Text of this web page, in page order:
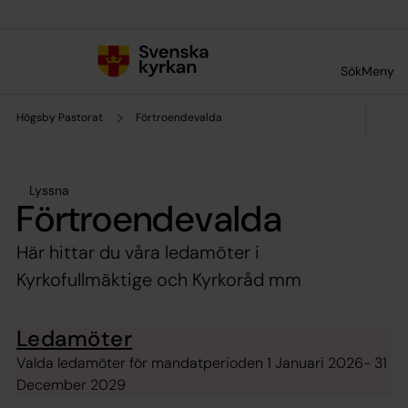
SökMeny
Högsby Pastorat Förtroendevalda
Lyssna
Förtroendevalda
Här hittar du våra ledamöter i
Kyrkofullmäktige och Kyrkoråd mm
Ledamöter
Valda ledamöter för mandatperioden 1 Januari 2026- 31
December 2029